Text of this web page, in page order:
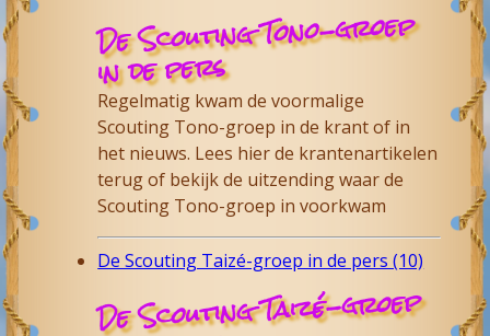
De Scouting Tono-groep
in de pers
Regelmatig kwam de voormalige
Scouting Tono-groep in de krant of in
het nieuws. Lees hier de krantenartikelen
terug of bekijk de uitzending waar de
Scouting Tono-groep in voorkwam
De Scouting Taizé-groep in de pers (10)
De Scouting Taizé-groep